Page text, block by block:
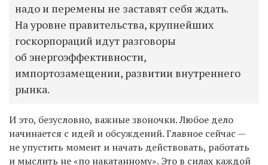
надо и перемены не заставят себя ждать.
На уровне правительства, крупнейших
госкорпораций идут разговоры
об энергоэффективности,
импортозамещении, развитии внутреннего
рынка.
И это, безусловно, важные звоночки. Любое дело
начинается с идей и обсуждений. Главное сейчас —
не упустить момент и начать действовать, работать
и мыслить не «по накатанному». Это в силах каждой